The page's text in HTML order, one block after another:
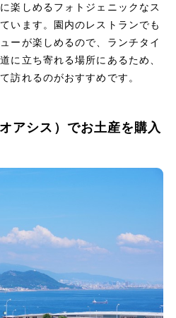
楽しめるフォトジェニックなス
います。園内のレストランでも
ーが楽しめるので、ランチタイ
に立ち寄れる場所にあるため、
訪れるのがおすすめです。
アシス）でお土産を購入